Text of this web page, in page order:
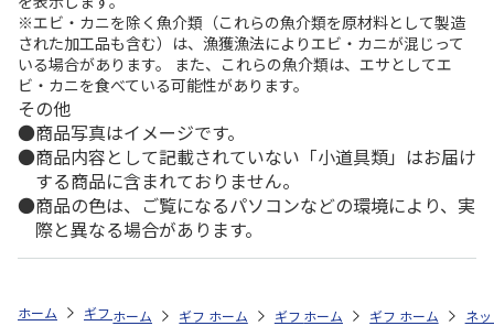
※エビ・カニを除く魚介類（これらの魚介類を原材料として製造
された加工品も含む）は、漁獲漁法によりエビ・カニが混じって
いる場合があります。 また、これらの魚介類は、エサとしてエ
ビ・カニを食べている可能性があります。
その他
商品写真はイメージです。
商品内容として記載されていない「小道具類」はお届け
する商品に含まれておりません。
商品の色は、ご覧になるパソコンなどの環境により、実
際と異なる場合があります。
ホーム ギフトストア お中元・夏ギフト特集 2026 お菓子・スイーツ
ホーム ギフトストア お中元・夏ギフト特集 2026
ホーム ギフトストア お中元・夏ギフト
ホーム ギフトストア お
ホーム ネ